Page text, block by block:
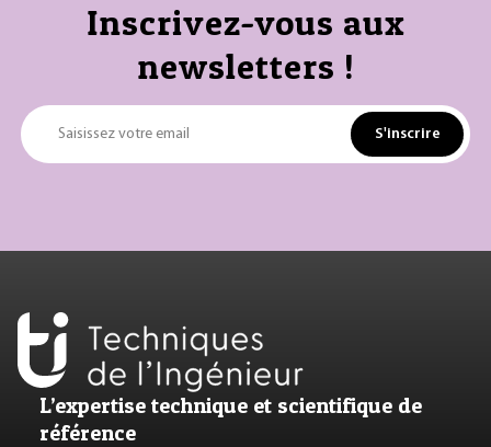
Inscrivez-vous aux
newsletters !
Saisissez votre email S'inscrire
L’expertise technique et scientifique de
référence